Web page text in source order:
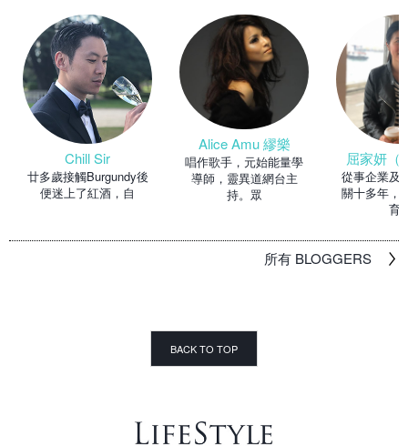
Chill Sir
廿多歲接觸Burgundy後
便迷上了紅酒，自
Alice Amu 繆樂
唱作歌手，元始能量學
導師，靈異道網台主
持。眾
屈家妍（
從事企業及
關十多年，
育
所有 BLOGGERS
BACK TO TOP